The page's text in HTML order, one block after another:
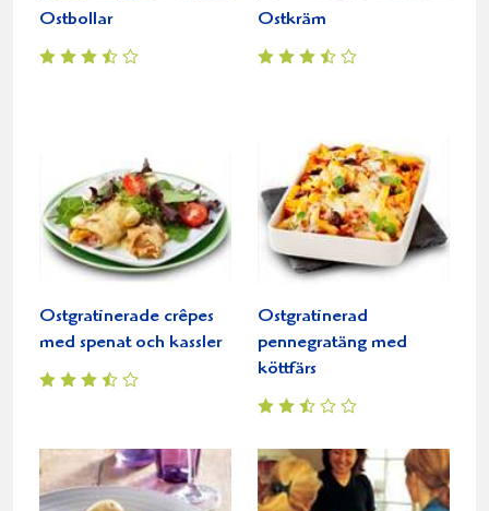
Ostbollar Ostkräm
Ostgratinerade crêpes
med spenat och kassler
Ostgratinerad
pennegratäng med
köttfärs